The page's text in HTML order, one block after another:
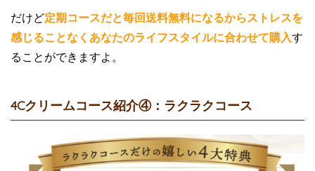
だけど定期コースだと毎回送料無料になるからストレスを
感じることなくあなたのライフスタイルに合わせて購入す
ることができますよ。
4Cクリームコース紹介④：ラクラクコース